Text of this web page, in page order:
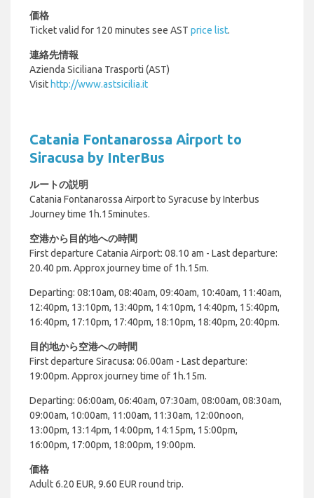
価格
Ticket valid for 120 minutes see AST price list.
連絡先情報
Azienda Siciliana Trasporti (AST)
Visit http://www.astsicilia.it
Catania Fontanarossa Airport to
Siracusa by InterBus
ルートの説明
Catania Fontanarossa Airport to Syracuse by Interbus
Journey time 1h.15minutes.
空港から目的地への時間
First departure Catania Airport: 08.10 am - Last departure:
20.40 pm. Approx journey time of 1h.15m.
Departing: 08:10am, 08:40am, 09:40am, 10:40am, 11:40am,
12:40pm, 13:10pm, 13:40pm, 14:10pm, 14:40pm, 15:40pm,
16:40pm, 17:10pm, 17:40pm, 18:10pm, 18:40pm, 20:40pm.
目的地から空港への時間
First departure Siracusa: 06.00am - Last departure:
19:00pm. Approx journey time of 1h.15m.
Departing: 06:00am, 06:40am, 07:30am, 08:00am, 08:30am,
09:00am, 10:00am, 11:00am, 11:30am, 12:00noon,
13:00pm, 13:14pm, 14:00pm, 14:15pm, 15:00pm,
16:00pm, 17:00pm, 18:00pm, 19:00pm.
価格
Adult 6.20 EUR, 9.60 EUR round trip.